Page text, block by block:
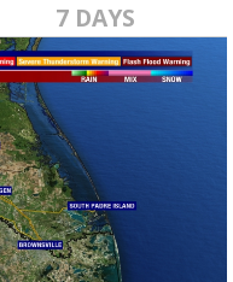
7 DAYS